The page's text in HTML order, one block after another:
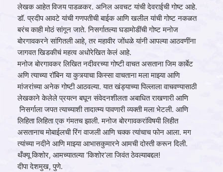
लेखक आहेत विजय पाडळकर. अनिल अवचट यांची देवराईची गोष्ट आहे.
डॉ. प्रदीप आवटे यांची गणपतीची बाईक आणि खलील यांची गोष्ट नकळत
बरंच काही मोठं सांगून जाते. निसर्गातल्या घडामोडींची गोष्ट मनोज
बोरगावकरने सांगितली आहे, तर महावीर जोंधळे यांनी आपल्या आठवणींना
जागवत खिडकीचं महत्व अधोरेखित केलं आहे.
मनोज बोरगावकर लिखित नदीवरच्या गोष्टी वाचत असताना जिम कार्बेट
अणि त्याच्या रॉबिन या कुत्र्याचा किस्सा वाचताना मला माझ्या आणि
मांजरांच्या अनेक गोष्टी आठवल्या. यात खंड्याच्या पिल्लाला वाचवण्यासाठी
लेखकाने केलेले प्रयत्न बघून संवेदनशीलता अबाधित राखणारी आणि
निसर्गाला जपत त्याच्याशी तादात्म्य पावणारी व्‍यक्‍ती मला भेटली. आणि
लिहिता लिहिता एक गंमतच झाली. मनोज बोरगावकरांविषयी लिहीत
असतानाच मोबाईलची रिंग वाजली आणि चक्‍क त्यांचाच फोन आला. मग
त्यांच्या नदीने आणि माझ्या आभासकुमारने आमची दोस्ती करून दिली.
थँक्यू किशोर, आमच्यातल्या ‘किशोर’ला जिवंत ठेवल्याबद्दल!
दीपा देशमुख, पुणे.